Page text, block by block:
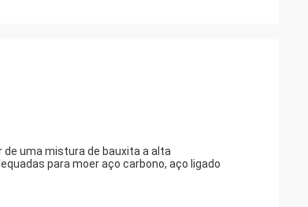
uma mistura de bauxita a alta
para moer aço carbono, aço ligado